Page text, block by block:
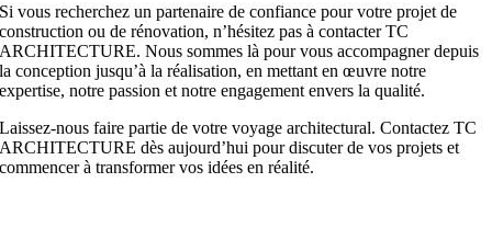
Si vous recherchez un partenaire de confiance pour votre projet de
construction ou de rénovation, n’hésitez pas à contacter TC
ARCHITECTURE. Nous sommes là pour vous accompagner depuis
la conception jusqu’à la réalisation, en mettant en œuvre notre
expertise, notre passion et notre engagement envers la qualité.
Laissez-nous faire partie de votre voyage architectural. Contactez TC
ARCHITECTURE dès aujourd’hui pour discuter de vos projets et
commencer à transformer vos idées en réalité.